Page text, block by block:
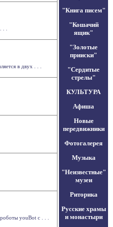
.
в двух . . .
youBot с . . .
"Книга писем"
"Кошачий
ящик"
"Золотые
прииски"
"Сердитые
стрелы"
КУЛЬТУРА
Афиша
Новые
передвижники
Фотогалерея
Музыка
"Неизвестные"
музеи
Риторика
Русские храмы
и монастыри